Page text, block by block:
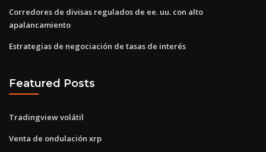
Corredores de divisas regulados de ee. uu. con alto
apalancamiento
Estrategias de negociación de tasas de interés
Featured Posts
Tradingview volátil
Venta de ondulación xrp